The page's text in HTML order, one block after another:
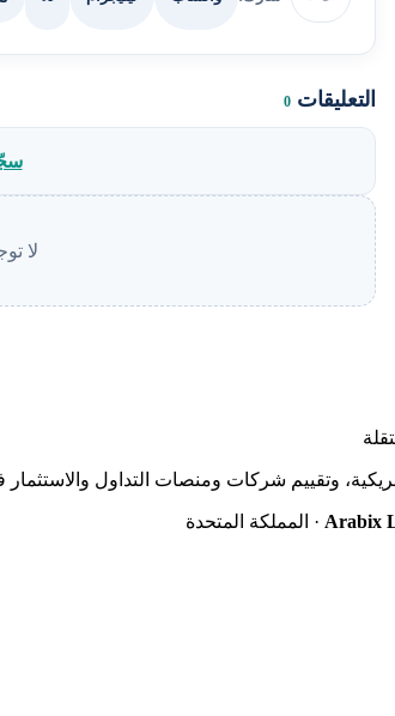
التعليقات 0
لا
وتقييم شركات ومنصات التداول
Arabix · المملكة المتحدة